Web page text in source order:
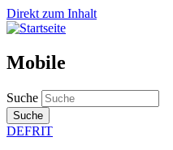
Direkt zum Inhalt
Mobile
Suche
Suche
DEFRIT